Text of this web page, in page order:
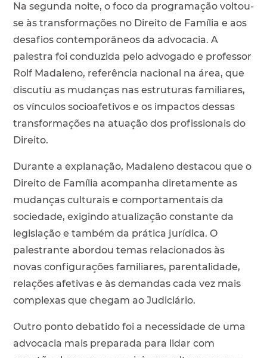
Na segunda noite, o foco da programação voltou-
se às transformações no Direito de Família e aos
desafios contemporâneos da advocacia. A
palestra foi conduzida pelo advogado e professor
Rolf Madaleno, referência nacional na área, que
discutiu as mudanças nas estruturas familiares,
os vínculos socioafetivos e os impactos dessas
transformações na atuação dos profissionais do
Direito.
Durante a explanação, Madaleno destacou que o
Direito de Família acompanha diretamente as
mudanças culturais e comportamentais da
sociedade, exigindo atualização constante da
legislação e também da prática jurídica. O
palestrante abordou temas relacionados às
novas configurações familiares, parentalidade,
relações afetivas e às demandas cada vez mais
complexas que chegam ao Judiciário.
Outro ponto debatido foi a necessidade de uma
advocacia mais preparada para lidar com